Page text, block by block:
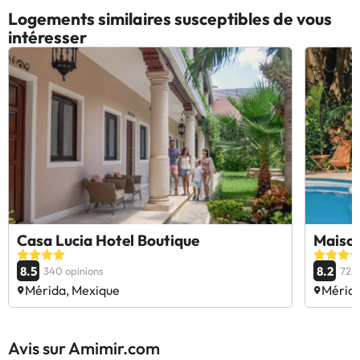
Logements similaires susceptibles de vous
intéresser
Casa Lucia Hotel Boutique
8.5 340 opinions
Mérida, Mexique
8.2 723
Avis sur Amimir.com